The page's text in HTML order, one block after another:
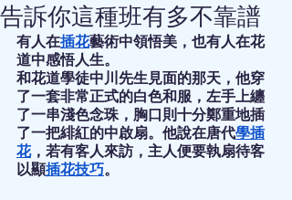
告訴你這種班有多不靠譜
有人在插花藝術中領悟美，也有人在花
道中感悟人生。
和花道學徒中川先生見面的那天，他穿
了一套非常正式的白色和服，左手上纏
了一串淺色念珠，胸口則十分鄭重地插
了一把緋紅的中啟扇。他說在唐代學插
花，若有客人來訪，主人便要執扇待客
以顯插花技巧。